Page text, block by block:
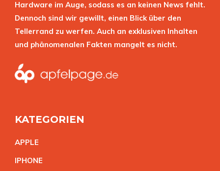
Hardware im Auge, sodass es an keinen News fehlt.
Dennoch sind wir gewillt, einen Blick über den
Tellerrand zu werfen. Auch an exklusiven Inhalten
und phänomenalen Fakten mangelt es nicht.
KATEGORIEN
APPLE
IPHONE